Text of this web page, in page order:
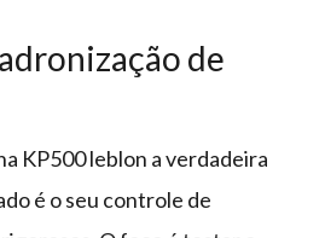
de
KP500 leblon a verdadeira
é o seu controle de